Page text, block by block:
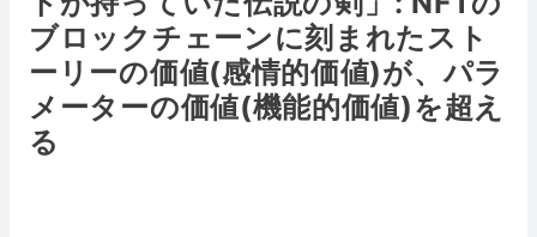
ブロックチェーンに刻まれたスト
ーリーの価値(感情的価値)が、パラ
メーターの価値(機能的価値)を超え
る